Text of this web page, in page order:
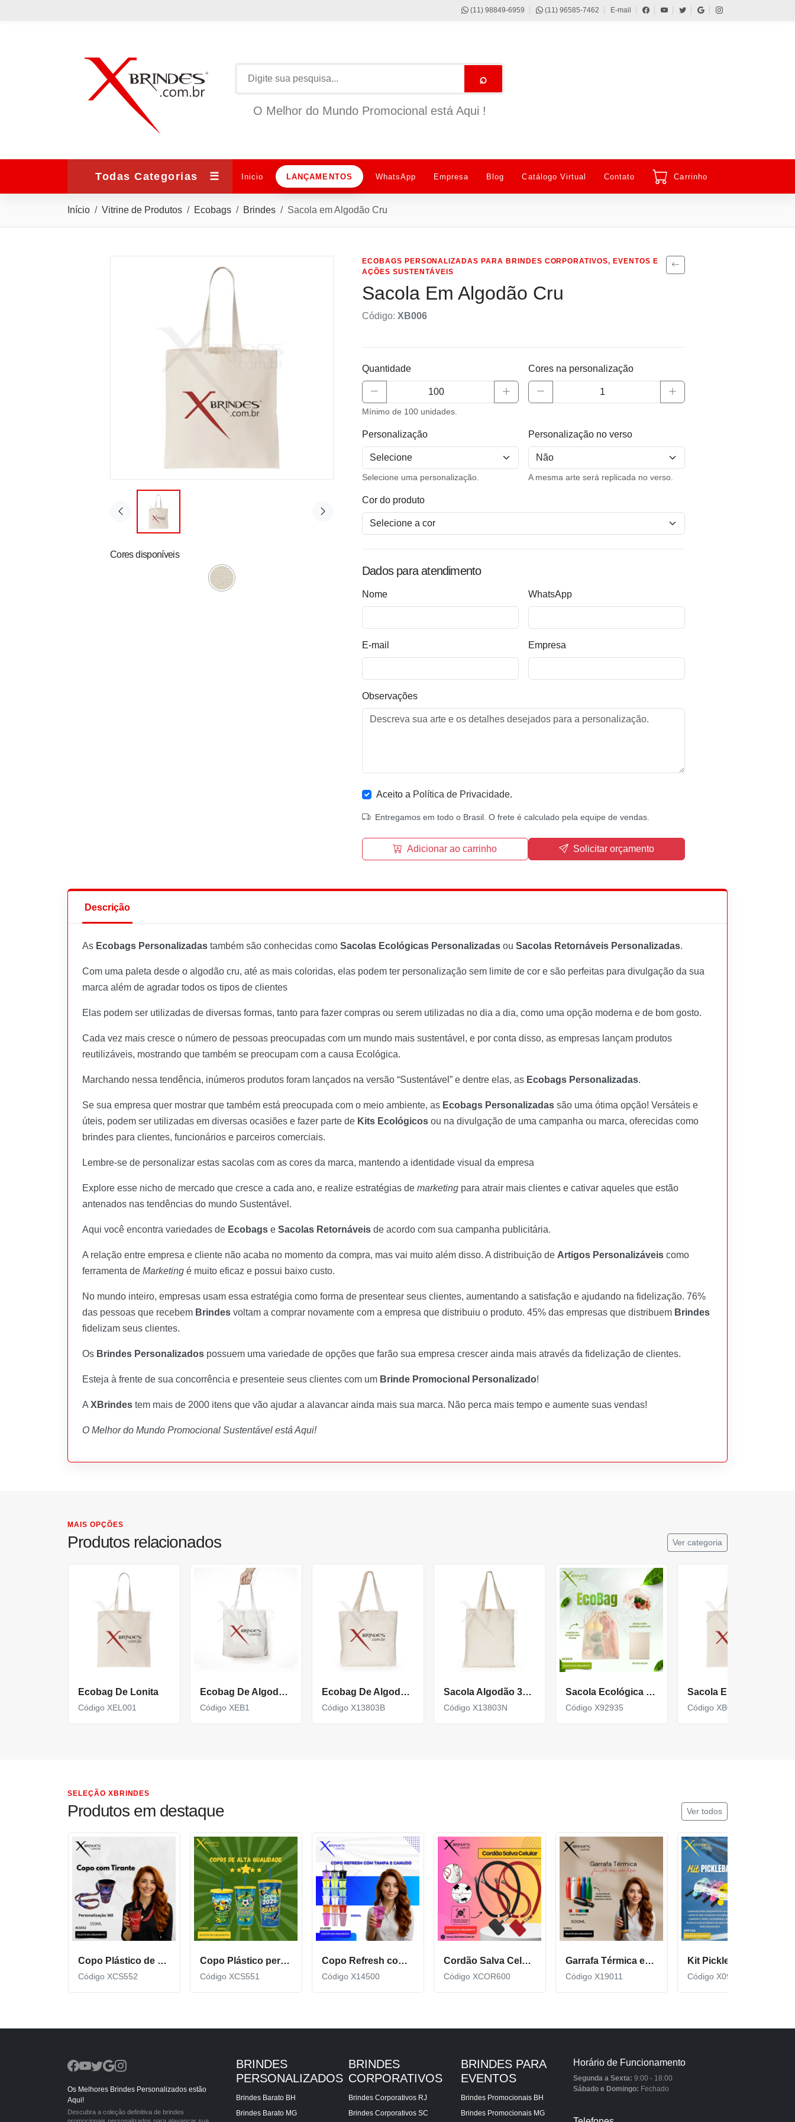
(11) 98849-6959 (11) 96585-7462 E-mail
⌕
O Melhor do Mundo Promocional está Aqui !
Todas Categorias ☰ Inicio LANÇAMENTOS WhatsApp Empresa Blog Catálogo Virtual Contato Carrinho
Início Vitrine de Produtos Ecobags Brindes Sacola em Algodão Cru
Cores disponíveis
ECOBAGS PERSONALIZADAS PARA BRINDES CORPORATIVOS, EVENTOS E
AÇÕES SUSTENTÁVEIS
Sacola Em Algodão Cru
Código: XB006
Quantidade
Mínimo de 100 unidades.
Cores na personalização
Personalização
Selecione uma personalização.
Personalização no verso
A mesma arte será replicada no verso.
Cor do produto
Dados para atendimento
Nome WhatsApp
E-mail Empresa
Observações
Aceito a Política de Privacidade.
Entregamos em todo o Brasil. O frete é calculado pela equipe de vendas.
Adicionar ao carrinho Solicitar orçamento
Descrição
As Ecobags Personalizadas também são conhecidas como Sacolas Ecológicas Personalizadas ou Sacolas Retornáveis Personalizadas.
Com uma paleta desde o algodão cru, até as mais coloridas, elas podem ter personalização sem limite de cor e são perfeitas para divulgação da sua
marca além de agradar todos os tipos de clientes
Elas podem ser utilizadas de diversas formas, tanto para fazer compras ou serem utilizadas no dia a dia, como uma opção moderna e de bom gosto.
Cada vez mais cresce o número de pessoas preocupadas com um mundo mais sustentável, e por conta disso, as empresas lançam produtos
reutilizáveis, mostrando que também se preocupam com a causa Ecológica.
Marchando nessa tendência, inúmeros produtos foram lançados na versão “Sustentável” e dentre elas, as Ecobags Personalizadas.
Se sua empresa quer mostrar que também está preocupada com o meio ambiente, as Ecobags Personalizadas são uma ótima opção! Versáteis e
úteis, podem ser utilizadas em diversas ocasiões e fazer parte de Kits Ecológicos ou na divulgação de uma campanha ou marca, oferecidas como
brindes para clientes, funcionários e parceiros comerciais.
Lembre-se de personalizar estas sacolas com as cores da marca, mantendo a identidade visual da empresa
Explore esse nicho de mercado que cresce a cada ano, e realize estratégias de marketing para atrair mais clientes e cativar aqueles que estão
antenados nas tendências do mundo Sustentável.
Aqui você encontra variedades de Ecobags e Sacolas Retornáveis de acordo com sua campanha publicitária.
A relação entre empresa e cliente não acaba no momento da compra, mas vai muito além disso. A distribuição de Artigos Personalizáveis como
ferramenta de Marketing é muito eficaz e possui baixo custo.
No mundo inteiro, empresas usam essa estratégia como forma de presentear seus clientes, aumentando a satisfação e ajudando na fidelização. 76%
das pessoas que recebem Brindes voltam a comprar novamente com a empresa que distribuiu o produto. 45% das empresas que distribuem Brindes
fidelizam seus clientes.
Os Brindes Personalizados possuem uma variedade de opções que farão sua empresa crescer ainda mais através da fidelização de clientes.
Esteja à frente de sua concorrência e presenteie seus clientes com um Brinde Promocional Personalizado!
A XBrindes tem mais de 2000 itens que vão ajudar a alavancar ainda mais sua marca. Não perca mais tempo e aumente suas vendas!
O Melhor do Mundo Promocional Sustentável está Aqui!
MAIS OPÇÕES
Produtos relacionados Ver categoria
Ecobag De Lonita
Código XEL001
Ecobag De Algodão 35X40
Código XEB1
Ecobag De Algodão Cru 37,5X32,5Cm
Código X13803B
Sacola Algodão 30X37Cm
Código X13803N
Sacola Ecológica em 100% Algodão de 120 g/m² X92935
Código X92935 Código XB006
SELEÇÃO XBRINDES
Produtos em destaque Ver todos
Copo Plástico de 550 ML com Tirante Personalizado XCS552
Código XCS552
Copo Plástico personalizado In Mold Label 360 XCS551
Código XCS551
Copo Refresh com Tampa e Canudo possui capacidade de 500ml X14500
Código X14500
Cordão Salva Celular Universal De Qualidade Xcor600
Código XCOR600
Garrafa Térmica em Inox com Fundo de Cortiça X19011
Código X19011 Código X09166
Os Melhores Brindes Personalizados estão
Aqui!
Descubra a coleção definitiva de brindes
BRINDES
PERSONALIZADOS
Brindes Barato BH
Brindes Barato MG
BRINDES
CORPORATIVOS
Brindes Corporativos RJ
Brindes Corporativos SC
BRINDES PARA
EVENTOS
Brindes Promocionais BH
Brindes Promocionais MG
Horário de Funcionamento
Segunda a Sexta: 9:00 - 18:00
Sábado e Domingo: Fechado